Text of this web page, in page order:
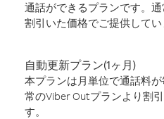
通話ができるプランです。
割引いた価格でご提供してい
自動更新プラン(1ヶ月)
本プランは月単位で通話料
常のViber Outプランより割
す。